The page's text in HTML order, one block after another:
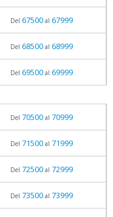
Del 67500al 67999
Del 68500al 68999
Del 69500al 69999
Del 70500al 70999
Del 71500al 71999
Del 72500al 72999
Del 73500al 73999